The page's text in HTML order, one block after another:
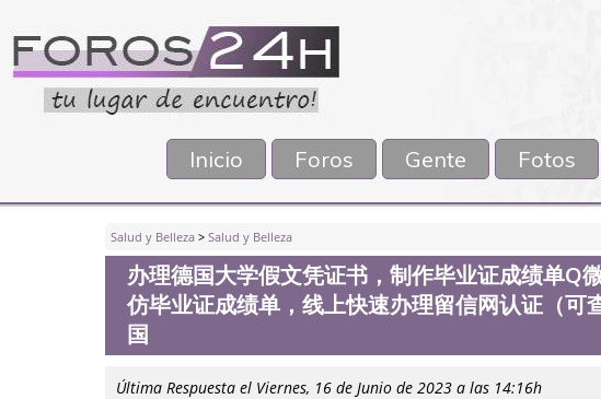
Inicio Foros Gente Fotos
Salud y Belleza > Salud y Belleza
办理德国大学假文凭证书，制作毕业证成绩单Q
仿毕业证成绩单，线上快速办理留信网认证（可
国
Última Respuesta el Viernes, 16 de Junio de 2023 a las 14:16h